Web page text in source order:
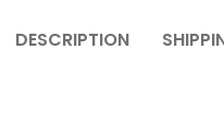
DESCRIPTION